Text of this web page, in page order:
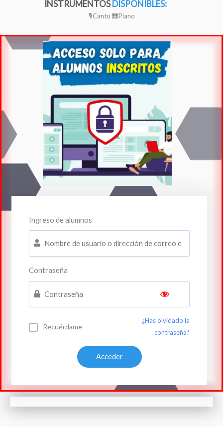
INSTRUMENTOS DISPONIBLES:
🎙Canto 🎹Piano
Ingreso de alumnos
Contraseña
Recuérdame
¿Has olvidado la
contraseña?